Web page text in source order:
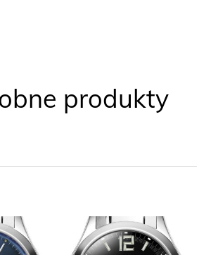
produkty